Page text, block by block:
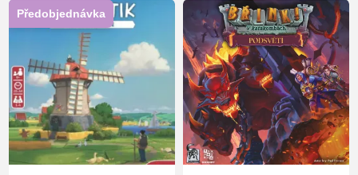
Předobjednávka